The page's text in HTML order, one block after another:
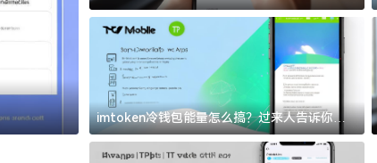
imtoken官方下载
坑
imtoken冷钱包能量怎么搞？过来人告诉你门
道